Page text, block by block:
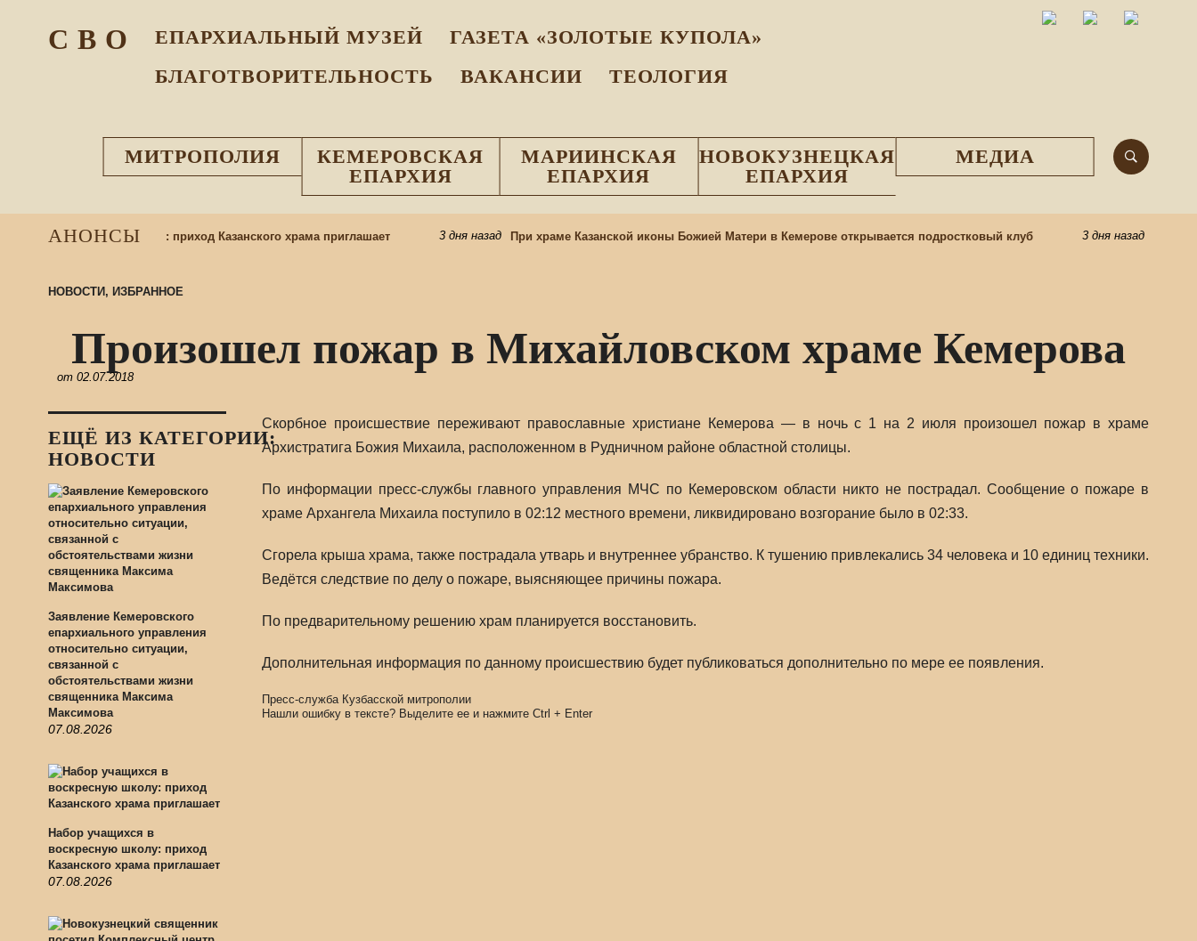
С В О ЕПАРХИАЛЬНЫЙ МУЗEЙ
ГАЗЕТА «ЗОЛОТЫЕ КУПОЛА»
БЛАГОТВОРИТЕЛЬНОСТЬ
ВАКАНСИИ ТЕОЛОГИЯ
МИТРОПОЛИЯ
КЕМЕРОВСКАЯ
ЕПАРХИЯ
МАРИИНСКАЯ
ЕПАРХИЯ
НОВОКУЗНЕЦКАЯ
ЕПАРХИЯ
МЕДИА
АНОНСЫ
в воскресную школу: приход Казанского храма приглашает 3 дня назад При храме Казанской иконы Божией Матери в Кемерове открывается подростковый клуб 3 дня назад Центр
НОВОСТИ , ИЗБРАННОЕ
Произошел пожар в Михайловском храме Кемерова
от 02.07.2018
ЕЩЁ ИЗ КАТЕГОРИИ:
НОВОСТИ
Заявление Кемеровского
епархиального управления
относительно ситуации,
связанной с
обстоятельствами жизни
священника Максима
Максимова
07.08.2026
Набор учащихся в
воскресную школу: приход
Казанского храма приглашает
07.08.2026
Скорбное происшествие переживают православные христиане Кемерова — в ночь с 1 на 2 июля произошел пожар в храме
Архистратига Божия Михаила, расположенном в Рудничном районе областной столицы.
По информации пресс-службы главного управления МЧС по Кемеровском области никто не пострадал. Сообщение о пожаре в
храме Архангела Михаила поступило в 02:12 местного времени, ликвидировано возгорание было в 02:33.
Сгорела крыша храма, также пострадала утварь и внутреннее убранство. К тушению привлекались 34 человека и 10 единиц техники.
Ведётся следствие по делу о пожаре, выясняющее причины пожара.
По предварительному решению храм планируется восстановить.
Дополнительная информация по данному происшествию будет публиковаться дополнительно по мере ее появления.
Пресс-служба Кузбасской митрополии
Нашли ошибку в тексте? Выделите ее и нажмите Ctrl + Enter